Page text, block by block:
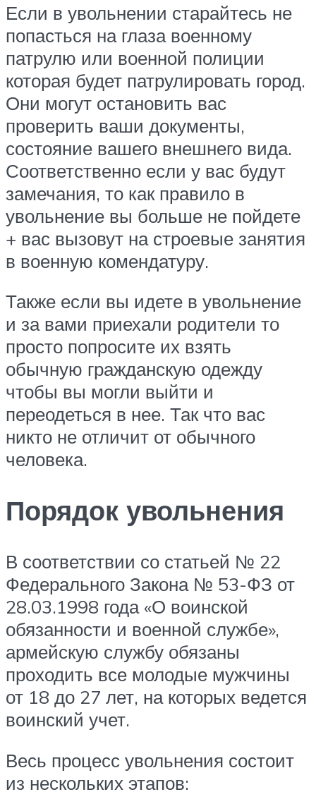
Если в увольнении старайтесь не
попасться на глаза военному
патрулю или военной полиции
которая будет патрулировать город.
Они могут остановить вас
проверить ваши документы,
состояние вашего внешнего вида.
Соответственно если у вас будут
замечания, то как правило в
увольнение вы больше не пойдете
+ вас вызовут на строевые занятия
в военную комендатуру.
Также если вы идете в увольнение
и за вами приехали родители то
просто попросите их взять
обычную гражданскую одежду
чтобы вы могли выйти и
переодеться в нее. Так что вас
никто не отличит от обычного
человека.
Порядок увольнения
В соответствии со статьей № 22
Федерального Закона № 53-ФЗ от
28.03.1998 года «О воинской
обязанности и военной службе»,
армейскую службу обязаны
проходить все молодые мужчины
от 18 до 27 лет, на которых ведется
воинский учет.
Весь процесс увольнения состоит
из нескольких этапов: